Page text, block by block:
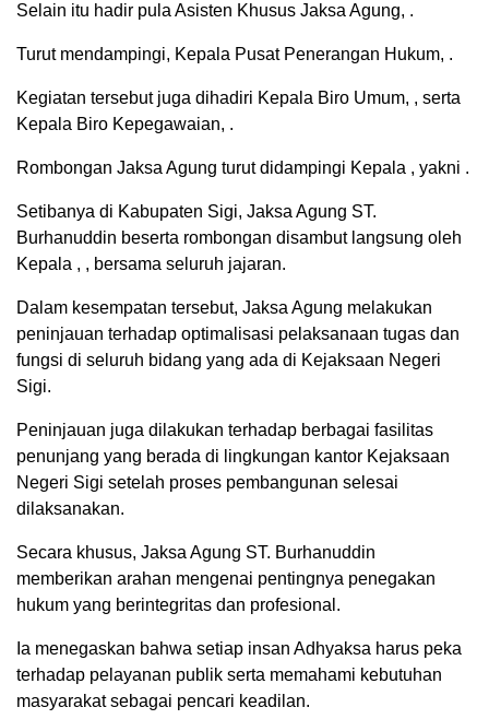
Selain itu hadir pula Asisten Khusus Jaksa Agung, .
Turut mendampingi, Kepala Pusat Penerangan Hukum, .
Kegiatan tersebut juga dihadiri Kepala Biro Umum, , serta
Kepala Biro Kepegawaian, .
Rombongan Jaksa Agung turut didampingi Kepala , yakni .
Setibanya di Kabupaten Sigi, Jaksa Agung ST.
Burhanuddin beserta rombongan disambut langsung oleh
Kepala , , bersama seluruh jajaran.
Dalam kesempatan tersebut, Jaksa Agung melakukan
peninjauan terhadap optimalisasi pelaksanaan tugas dan
fungsi di seluruh bidang yang ada di Kejaksaan Negeri
Sigi.
Peninjauan juga dilakukan terhadap berbagai fasilitas
penunjang yang berada di lingkungan kantor Kejaksaan
Negeri Sigi setelah proses pembangunan selesai
dilaksanakan.
Secara khusus, Jaksa Agung ST. Burhanuddin
memberikan arahan mengenai pentingnya penegakan
hukum yang berintegritas dan profesional.
Ia menegaskan bahwa setiap insan Adhyaksa harus peka
terhadap pelayanan publik serta memahami kebutuhan
masyarakat sebagai pencari keadilan.